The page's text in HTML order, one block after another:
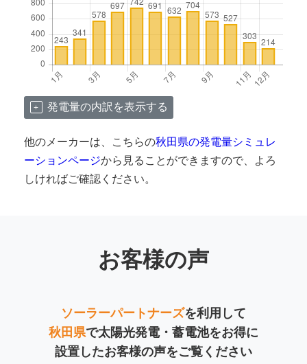
発電量の内訳を表示する
他のメーカーは、こちらの秋田県の発電量シミュレ
ーションページから見ることができますので、よろ
しければご確認ください。
お客様の声
ソーラーパートナーズを利用して
秋田県で太陽光発電・蓄電池をお得に
設置したお客様の声をご覧ください